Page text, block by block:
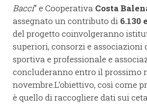
Bacci” e Cooperativa Costa
assegnato un contributo di 6.130
del progetto coinvolgeranno
superiori, consorzi e associazioni
sportiva e professionale e
concluderanno entro il prossimo
novembre.L’obiettivo, così come
è quello di raccogliere dati sui